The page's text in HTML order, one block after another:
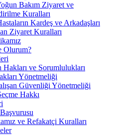
Bakım Ziyaret ve
Kuralları
Kardeş ve Arkadaşları
Ziyaret Kuralları
Olurum?
Hakları ve Sorumlulukları
Yönetmeliği
Güvenliği Yönetmeliği
Hakkı
ve Refakatçi Kuralları